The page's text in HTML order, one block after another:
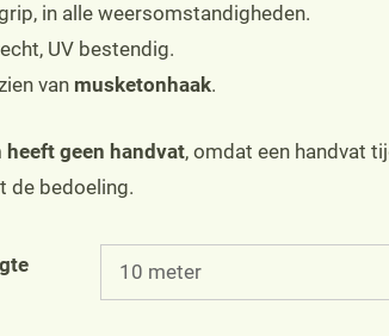
in alle weersomstandigheden.
UV bestendig.
van musketonhaak.
heeft geen handvat, omdat een handvat
de bedoeling.